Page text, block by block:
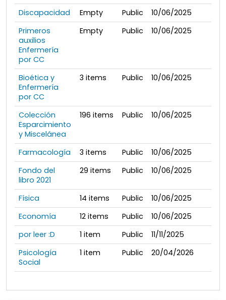
Discapacidad Empty Public
10/06/2025
Primeros
auxilios
Enfermería
por CC
Empty Public 10/06/2025
Bioética y
Enfermería
por CC
3 items Public 10/06/2025
Colección
Esparcimiento
y Miscelánea
196 items Public 10/06/2025
Farmacología 3 items Public
10/06/2025
Fondo del
libro 2021
29 items Public 10/06/2025
Física 14 items Public
10/06/2025
Economía
12 items Public
10/06/2025
por leer :D
1 item Public
11/11/2025
Psicología
Social
1 item Public 20/04/2026